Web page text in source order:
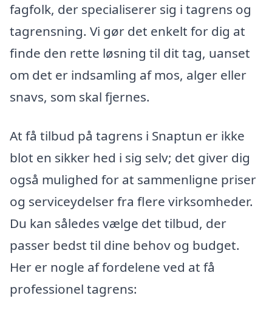
fagfolk, der specialiserer sig i tagrens og
tagrensning. Vi gør det enkelt for dig at
finde den rette løsning til dit tag, uanset
om det er indsamling af mos, alger eller
snavs, som skal fjernes.
At få tilbud på tagrens i Snaptun er ikke
blot en sikker hed i sig selv; det giver dig
også mulighed for at sammenligne priser
og serviceydelser fra flere virksomheder.
Du kan således vælge det tilbud, der
passer bedst til dine behov og budget.
Her er nogle af fordelene ved at få
professionel tagrens: